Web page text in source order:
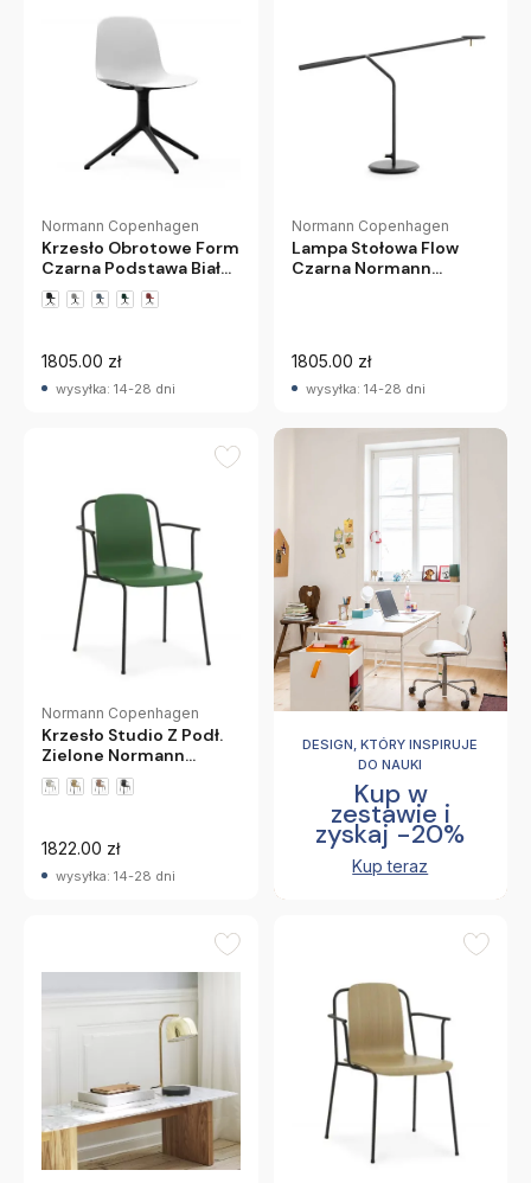
Normann Copenhagen
Krzesło Obrotowe Form
Czarna Podstawa Białe
Normann Copenhagen
1805.00 zł
wysyłka: 14-28 dni
Normann Copenhagen
Lampa Stołowa Flow
Czarna Normann
1805.00 zł
wysyłka: 14-28 dni
Normann Copenhagen
Krzesło Studio Z Podł.
Zielone Normann
Copenhagen
1822.00 zł
wysyłka: 14-28 dni
DESIGN, KTÓRY INSPIRUJE
DO NAUKI
Kup w
zestawie i
zyskaj -20%
Kup teraz